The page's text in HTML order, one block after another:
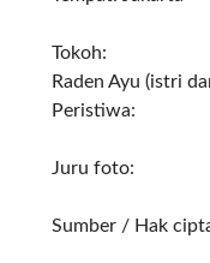
Tokoh:
Raden Ayu (istri
Peristiwa:
Juru foto:
Sumber / Hak